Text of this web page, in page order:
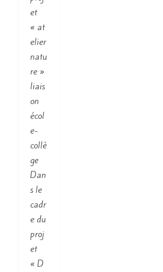
et
« at
elier
natu
re »
liais
on
écol
e-
collè
ge
Dan
s le
cadr
e du
proj
et
« D